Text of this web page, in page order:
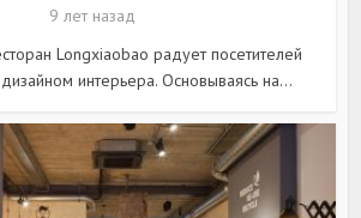
9 лет назад
Longxiaobao радует посетителей
интерьера. Основываясь на...